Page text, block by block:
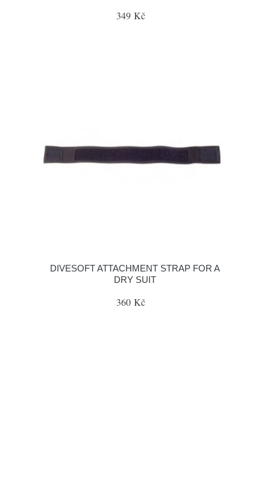
349 Kč
DIVESOFT ATTACHMENT STRAP FOR A
DRY SUIT
360 Kč